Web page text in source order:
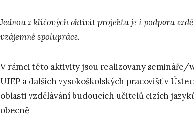
Jednou z klíčových aktivit projektu je i podpora
vzájemné spolupráce.
V rámci této aktivity jsou realizovány
UJEP a dalších vysokoškolských pracovišť v
oblasti vzdělávání budoucích učitelů cizích
obecně.